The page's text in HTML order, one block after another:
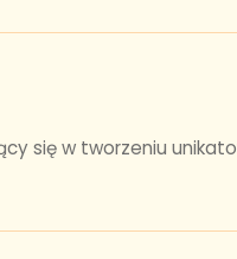
się w tworzeniu